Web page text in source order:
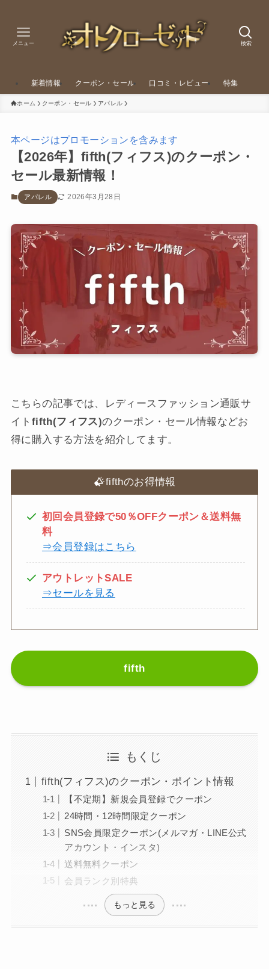
検索
メニュー
新着情報 クーポン・セール 口コミ・レビュー 特集
ホーム クーポン・セール アパレル
本ページはプロモーションを含みます
【2026年】fifth(フィフス)のクーポン・
セール最新情報！
アパレル 2026年3月28日
こちらの記事では、レディースファッション通販サ
イト fifth(フィフス)のクーポン・セール情報などお
得に購入する方法を紹介してます。
fifthのお得情報
初回会員登録で50％OFFクーポン＆送料無
料
⇒会員登録はこちら
アウトレットSALE
⇒セールを見る
fifth
もくじ
fifth(フィフス)のクーポン・ポイント情報
【不定期】新規会員登録でクーポン
24時間・12時間限定クーポン
SNS会員限定クーポン(メルマガ・LINE公式
アカウント・インスタ)
送料無料クーポン
会員ランク別特典
もっと見る